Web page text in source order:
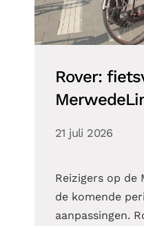
Rover:
21 juli 2026
Reizigers op de
de komende
aanpassingen.